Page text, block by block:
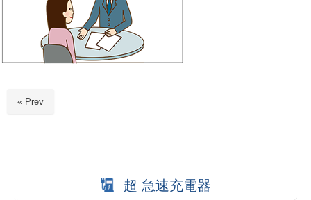
« Prev
超 急速充電器